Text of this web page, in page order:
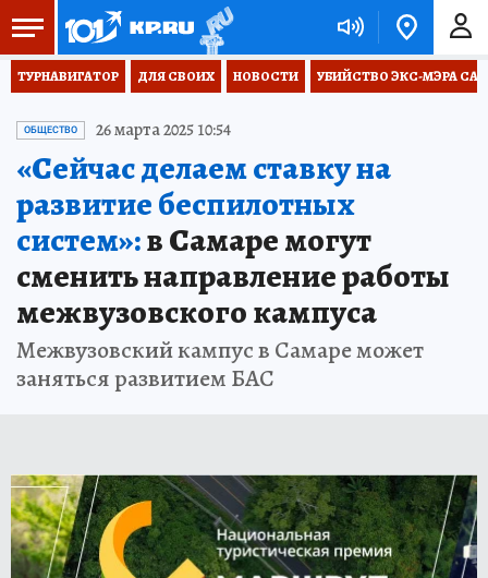
ТУРНАВИГАТОР ДЛЯ СВОИХ НОВОСТИ УБИЙСТВО ЭКС-МЭРА
ОБЩЕСТВО 26 марта 2025 10:54
«Сейчас делаем ставку на
развитие беспилотных
систем»:в Самаре могут
сменить направление работы
межвузовского кампуса
Межвузовский кампус в Самаре может
заняться развитием БАС